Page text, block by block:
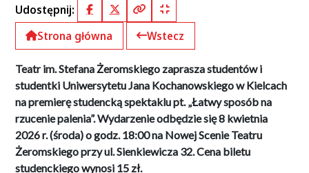
Udostępnij:
FacebookX (Twitter)
Kopiuj pełny link
Kopiuj krótki link
Strona główna
Wstecz
Teatr im. Stefana Żeromskiego zaprasza studentów i
studentki Uniwersytetu Jana Kochanowskiego w Kielcach
na premierę studencką spektaklu pt. „Łatwy sposób na
rzucenie palenia”. Wydarzenie odbędzie się 8 kwietnia
2026 r. (środa) o godz. 18:00 na Nowej Scenie Teatru
Żeromskiego przy ul. Sienkiewicza 32. Cena biletu
studenckiego wynosi 15 zł.